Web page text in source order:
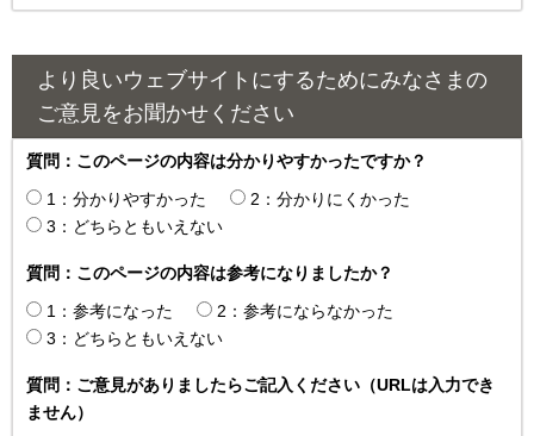
より良いウェブサイトにするためにみなさまの
ご意見をお聞かせください
質問：このページの内容は分かりやすかったですか？
1：分かりやすかった
2：分かりにくかった
3：どちらともいえない
質問：このページの内容は参考になりましたか？
1：参考になった
2：参考にならなかった
3：どちらともいえない
質問：ご意見がありましたらご記入ください（URLは入力でき
ません）